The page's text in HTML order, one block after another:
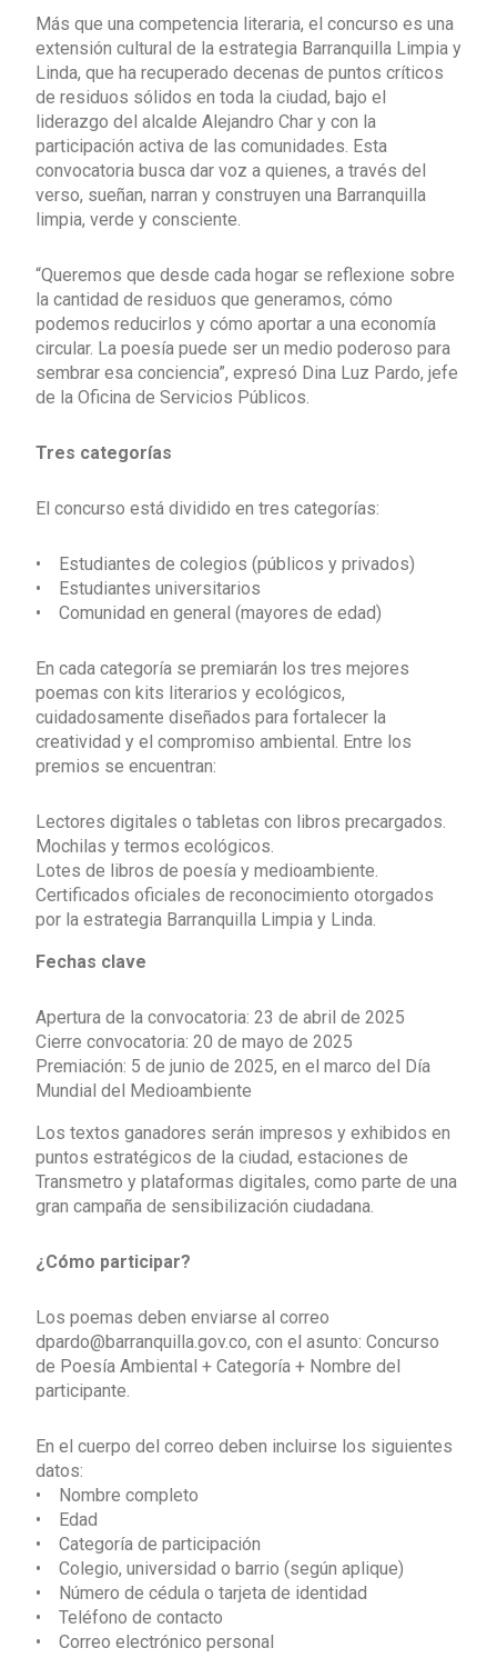
Más que una competencia literaria, el concurso es una
extensión cultural de la estrategia Barranquilla Limpia y
Linda, que ha recuperado decenas de puntos críticos
de residuos sólidos en toda la ciudad, bajo el
liderazgo del alcalde Alejandro Char y con la
participación activa de las comunidades. Esta
convocatoria busca dar voz a quienes, a través del
verso, sueñan, narran y construyen una Barranquilla
limpia, verde y consciente.
“Queremos que desde cada hogar se reflexione sobre
la cantidad de residuos que generamos, cómo
podemos reducirlos y cómo aportar a una economía
circular. La poesía puede ser un medio poderoso para
sembrar esa conciencia”, expresó Dina Luz Pardo, jefe
de la Oficina de Servicios Públicos.
Tres categorías
El concurso está dividido en tres categorías:
• Estudiantes de colegios (públicos y privados)
• Estudiantes universitarios
• Comunidad en general (mayores de edad)
En cada categoría se premiarán los tres mejores
poemas con kits literarios y ecológicos,
cuidadosamente diseñados para fortalecer la
creatividad y el compromiso ambiental. Entre los
premios se encuentran:
Lectores digitales o tabletas con libros precargados.
Mochilas y termos ecológicos.
Lotes de libros de poesía y medioambiente.
Certificados oficiales de reconocimiento otorgados
por la estrategia Barranquilla Limpia y Linda.
Fechas clave
Apertura de la convocatoria: 23 de abril de 2025
Cierre convocatoria: 20 de mayo de 2025
Premiación: 5 de junio de 2025, en el marco del Día
Mundial del Medioambiente
Los textos ganadores serán impresos y exhibidos en
puntos estratégicos de la ciudad, estaciones de
Transmetro y plataformas digitales, como parte de una
gran campaña de sensibilización ciudadana.
¿Cómo participar?
Los poemas deben enviarse al correo
dpardo@barranquilla.gov.co, con el asunto: Concurso
de Poesía Ambiental + Categoría + Nombre del
participante.
En el cuerpo del correo deben incluirse los siguientes
datos:
• Nombre completo
• Edad
• Categoría de participación
• Colegio, universidad o barrio (según aplique)
• Número de cédula o tarjeta de identidad
• Teléfono de contacto
• Correo electrónico personal